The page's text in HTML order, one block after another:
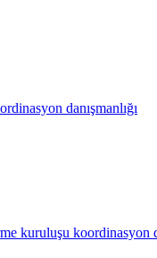
danışmanlığı
kuruluşu koordinasyon